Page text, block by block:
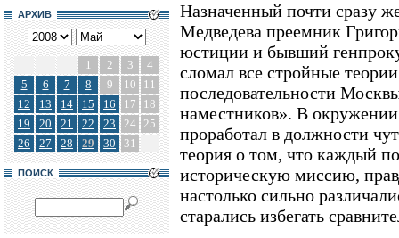
АРХИВ
1 2 3
4
5
6 7 8 9 10
11
12
13 14 15 16 17
18
19
20 21 22 23 24 25
26
27 28 29 30 31
ПОИСК
Назначенный почти сразу
Медведева преемник
юстиции и бывший
сломал все стройные
последовательности
наместников». В
проработал в должности
теория о том, что каждый
историческую миссию,
настолько сильно
старались избегать